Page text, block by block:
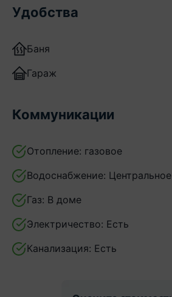
Удобства
Баня
Гараж
Коммуникации
Отопление: газовое
Водоснабжение: Центральное
Газ: В доме
Электричество: Есть
Канализация: Есть